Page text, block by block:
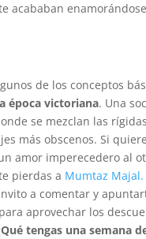
acababan
de los conceptos
época victoriana. Una
se mezclan las
más obscenos. Si
amor imperecedero al
pierdas a Mumtaz Majal.
a comentar y
para aprovechar los
tengas una semana